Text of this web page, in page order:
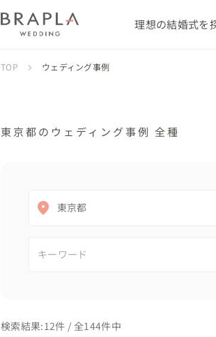
理想の結婚式を
TOP ウェディング事例
東京都のウェディング事例 全種
東京都
検索結果:12件 / 全144件中